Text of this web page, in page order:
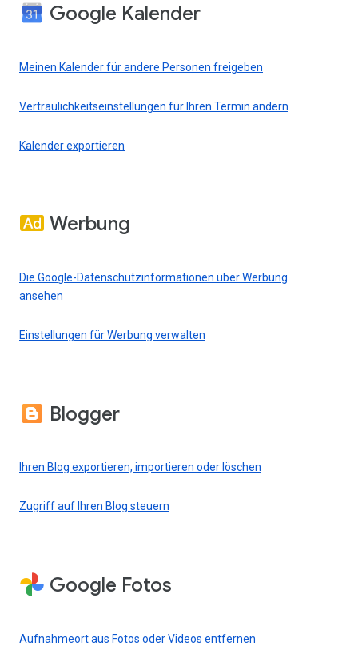
Google Kalender
Meinen Kalender für andere Personen freigeben
Vertraulichkeitseinstellungen für Ihren Termin ändern
Kalender exportieren
Werbung
Die Google-Datenschutzinformationen über Werbung
ansehen
Einstellungen für Werbung verwalten
Blogger
Ihren Blog exportieren, importieren oder löschen
Zugriff auf Ihren Blog steuern
Google Fotos
Aufnahmeort aus Fotos oder Videos entfernen